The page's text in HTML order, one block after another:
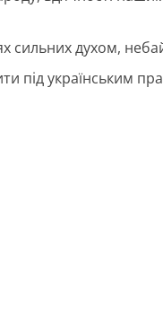
сильних духом,
під українським